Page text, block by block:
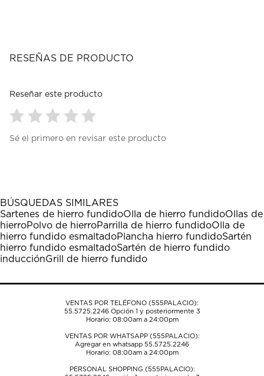
RESEÑAS DE PRODUCTO
Reseñar este producto
para
1
estrella
Esta
acción
abrirá
el
formulario
envío.
para
estrellas.
Esta
acción
abrirá
el
formulario
envío.
para
estrellas.
Esta
acción
abrirá
el
formulario
envío.
para
estrellas.
Esta
acción
abrirá
el
formulario
envío.
para
estrellas.
Esta
acción
abrirá
el
formulario
envío.
Sé el primero en revisar este producto
BÚSQUEDAS SIMILARES
Sartenes de hierro fundidoOlla de hierro fundidoOllas de
hierroPolvo de hierroParrilla de hierro fundidoOlla de
hierro fundido esmaltadoPlancha hierro fundidoSartén
hierro fundido esmaltadoSartén de hierro fundido
inducciónGrill de hierro fundido
VENTAS POR TELÉFONO (555PALACIO):
55.5725.2246Opción 1 y posteriormente 3
Horario: 08:00am a 24:00pm
VENTAS POR WHATSAPP (555PALACIO):
Agregar en whatsapp 55.5725.2246
Horario: 08:00am a 24:00pm
PERSONAL SHOPPING (555PALACIO):